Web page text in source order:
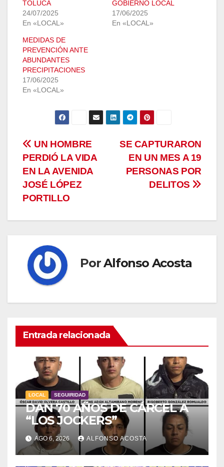
TOLUCA
24/07/2025
En «LOCAL»
GOBIERNO LOCAL
17/06/2025
En «LOCAL»
MEDIDAS DE
PREVENCIÓN ANTE
ABUNDANTES
PRECIPITACIONES
17/06/2025
En «LOCAL»
Navegación
de
entradas
SE CAPTURARON
EN UN MES A 19
PERSONAS POR
DELITOS
UN HOMBRE
PERDIÓ LA VIDA
EN LA AVENIDA
JOSÉ LÓPEZ
PORTILLO
PorAlfonso Acosta
Entrada relacionada
LOCAL SEGUIRIDAD
DAN 70 AÑOS DE CÁRCEL A
“LOS JOCKERS”
AGO 6, 2026 ALFONSO ACOSTA